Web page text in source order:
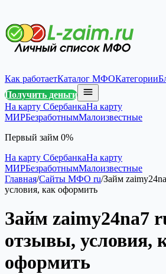
Как работаетКаталог МФОКатегории
Получить деньги
На карту СбербанкаНа карту
МИРБезработнымМалоизвестные
Первый займ 0%
На карту СбербанкаНа карту
МИРБезработнымМалоизвестные
Главная/Сайты МФО ru/Займ
условия, как оформить
Займ zaimy24na7
отзывы, условия,
оформить